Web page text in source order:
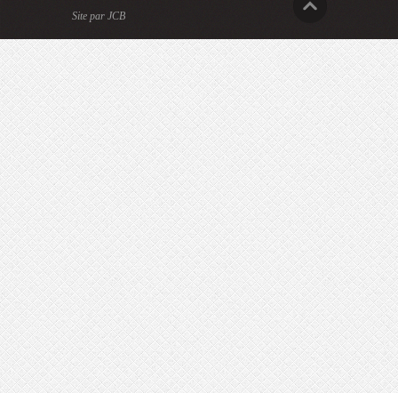
Site par JCB